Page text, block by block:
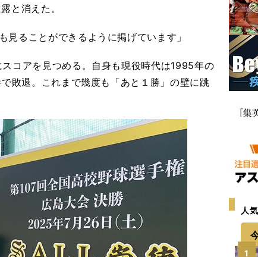
と消えた。
見ることができるように掲げています」
コアを見つめる。自身も現役時代は1995年の
敗退。これまで幾度も「あと１勝」の壁に跳
人
1